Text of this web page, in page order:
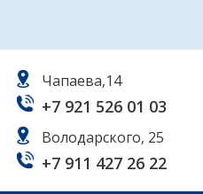
Чапаева,14
+7 921 526 01 03
Володарского, 25
+7 911 427 26 22